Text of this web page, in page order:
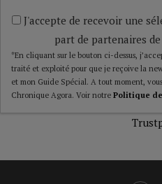
J'accepte de recevoir une
part de partenaires
*En cliquant sur le bouton ci-dessus,
traité et exploité pour que je reçoive la
et mon Guide Spécial. A tout moment,
Chronique Agora. Voir notre Politique